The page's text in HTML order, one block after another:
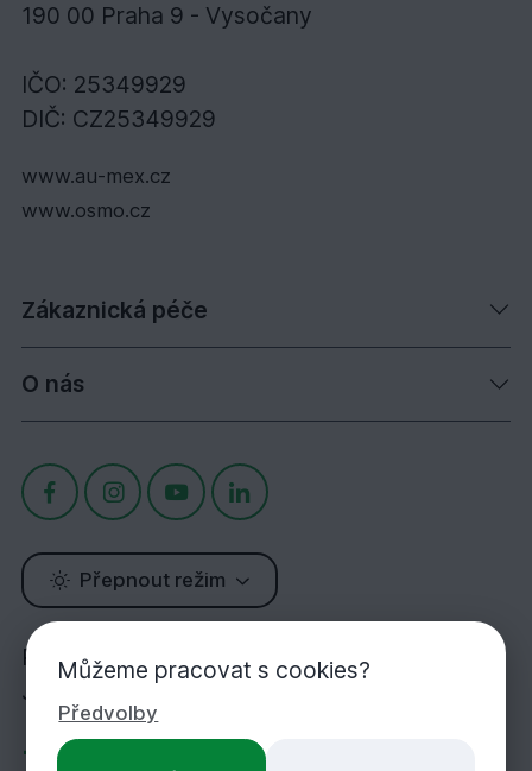
190 00 Praha 9 - Vysočany
IČO: 25349929
DIČ: CZ25349929
www.au-mex.cz
www.osmo.cz
Zákaznická péče
O nás
Přepnout režim
Potřebujete poradit?
Jsme tu pro Vás!
+420 283 933 452
Můžeme pracovat s cookies?
Předvolby